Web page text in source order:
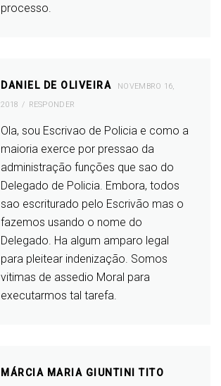
processo.
DANIEL DE OLIVEIRA
NOVEMBRO 16,
2018
RESPONDER
Ola, sou Escrivao de Policia e como a
maioria exerce por pressao da
administração funções que sao do
Delegado de Policia. Embora, todos
sao escriturado pelo Escrivão mas o
fazemos usando o nome do
Delegado. Ha algum amparo legal
para pleitear indenização. Somos
vitimas de assedio Moral para
executarmos tal tarefa.
MÁRCIA MARIA GIUNTINI TITO